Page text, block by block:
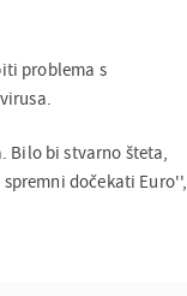
problema s
Bilo bi stvarno šteta,
dočekati Euro'',